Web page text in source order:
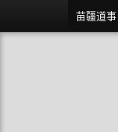
苗疆道事